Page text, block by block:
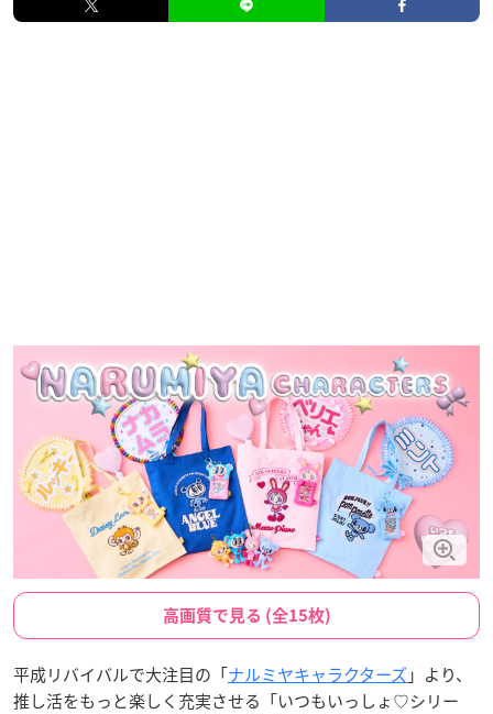
高画質で見る (全15枚)
平成リバイバルで大注目の「ナルミヤキャラクターズ 」より、
推し活をもっと楽しく充実させる「いつもいっしょ♡シリー